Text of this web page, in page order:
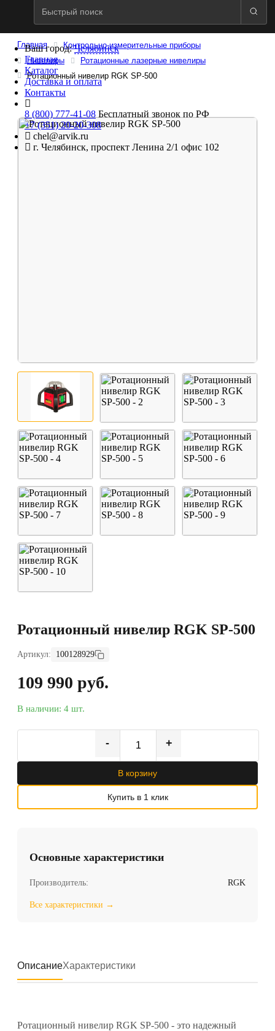
Ваш город:Челябинск
Главная
Каталог
Доставка и оплата
Контакты
8 (800) 777-41-08 Бесплатный звонок по РФ
+7 (351) 20-20-308
chel@arvik.ru
г. Челябинск, проспект Ленина 2/1 офис 102
Главная
Контрольно-измерительные приборы
Нивелиры
Ротационные лазерные нивелиры
Ротационный нивелир RGK SP-500
Ротационный нивелир RGK SP-500
Артикул: 100128929
109 990 руб.
В наличии: 4 шт.
- +
В корзину
Купить в 1 клик
Основные характеристики
Производитель: RGK
Все характеристики →
ОписаниеХарактеристики
Ротационный нивелир RGK SP-500 - это надежный